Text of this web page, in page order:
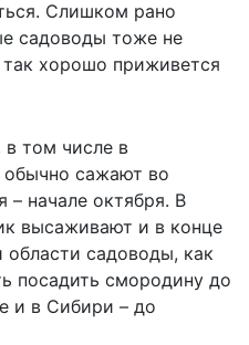
Слишком рано
садоводы тоже не
хорошо приживется
в том числе в
сажают во
– начале октября. В
высаживают и в конце
области садоводы, как
посадить смородину до
и в Сибири – до